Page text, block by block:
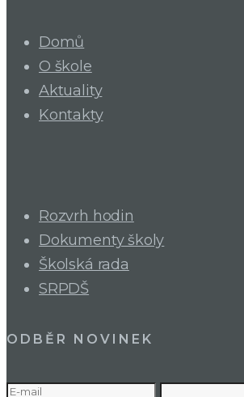
Domů
O škole
Aktuality
Kontakty
Rozvrh hodin
Dokumenty školy
Školská rada
SRPDŠ
ODBĚR NOVINEK